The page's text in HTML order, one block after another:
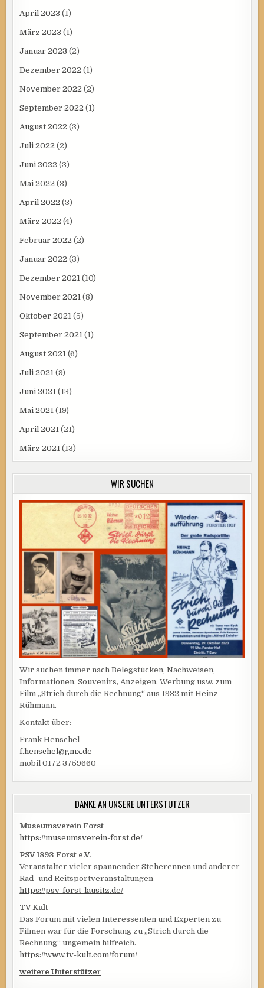
April 2023 (1)
März 2023 (1)
Januar 2023 (2)
Dezember 2022 (1)
November 2022 (2)
September 2022 (1)
August 2022 (3)
Juli 2022 (2)
Juni 2022 (3)
Mai 2022 (3)
April 2022 (3)
März 2022 (4)
Februar 2022 (2)
Januar 2022 (3)
Dezember 2021 (10)
November 2021 (8)
Oktober 2021 (5)
September 2021 (1)
August 2021 (6)
Juli 2021 (9)
Juni 2021 (13)
Mai 2021 (19)
April 2021 (21)
März 2021 (13)
WIR SUCHEN
Wir suchen immer nach Belegstücken, Nachweisen,
Informationen, Souvenirs, Anzeigen, Werbung usw. zum
Film „Strich durch die Rechnung“ aus 1932 mit Heinz
Rühmann.
Kontakt über:
Frank Henschel
f.henschel@gmx.de
mobil 0172 3759660
DANKE AN UNSERE UNTERSTÜTZER
Museumsverein Forst
https://museumsverein-forst.de/
PSV 1893 Forst e.V.
Veranstalter vieler spannender Steherennen und anderer
Rad- und Reitsportveranstaltungen
https://psv-forst-lausitz.de/
TV Kult
Das Forum mit vielen Interessenten und Experten zu
Filmen war für die Forschung zu „Strich durch die
Rechnung“ ungemein hilfreich.
https://www.tv-kult.com/forum/
weitere Unterstützer